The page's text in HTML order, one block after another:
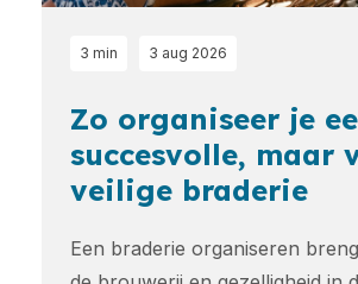
3 min 3 aug 2026
Zo organiseer je
succesvolle, maar
veilige braderie
Een braderie organiseren